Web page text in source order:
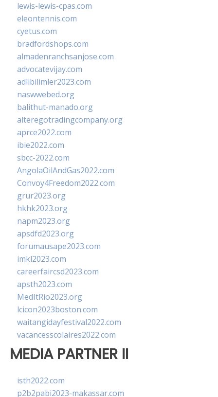
lewis-lewis-cpas.com
eleontennis.com
cyetus.com
bradfordshops.com
almadenranchsanjose.com
advocatevijay.com
adlibilimler2023.com
naswwebed.org
balithut-manado.org
alteregotradingcompany.org
aprce2022.com
ibie2022.com
sbcc-2022.com
AngolaOilAndGas2022.com
Convoy4Freedom2022.com
grur2023.org
hkhk2023.org
napm2023.org
apsdfd2023.org
forumausape2023.com
imkl2023.com
careerfaircsd2023.com
apsth2023.com
MedItRio2023.org
lcicon2023boston.com
waitangidayfestival2022.com
vacancesscolaires2022.com
MEDIA PARTNER II
isth2022.com
p2b2pabi2023-makassar.com